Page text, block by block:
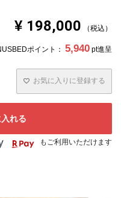
¥ 198,000 税込
ポイント： 5,940 pt進呈
お気に入りに登録する
れる
もご利用いただけます